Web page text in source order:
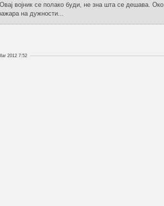
војник се полако буди, не зна шта се дешава. Око
на дужности...
2012 7:52